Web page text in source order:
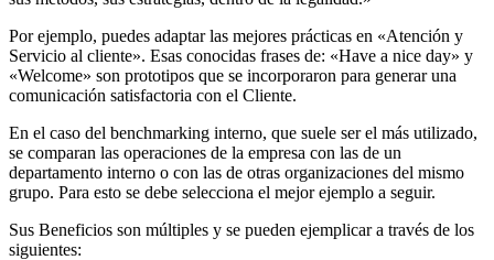
Por ejemplo, puedes adaptar las mejores prácticas en «Atención y
Servicio al cliente». Esas conocidas frases de: «Have a nice day» y
«Welcome» son prototipos que se incorporaron para generar una
comunicación satisfactoria con el Cliente.
En el caso del benchmarking interno, que suele ser el más utilizado,
se comparan las operaciones de la empresa con las de un
departamento interno o con las de otras organizaciones del mismo
grupo. Para esto se debe selecciona el mejor ejemplo a seguir.
Sus Beneficios son múltiples y se pueden ejemplicar a través de los
siguientes: